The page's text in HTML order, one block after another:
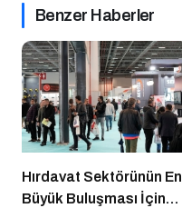
Benzer Haberler
Hırdavat Sektörünün En
Büyük Buluşması İçin